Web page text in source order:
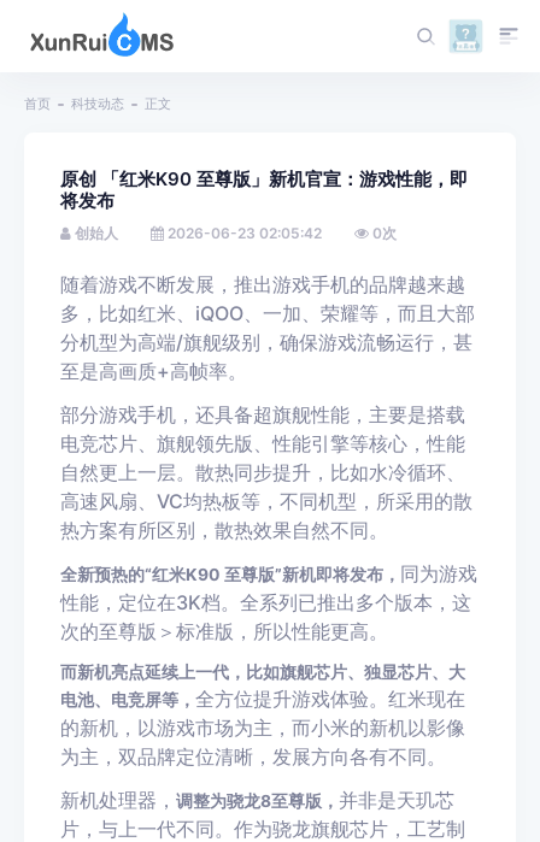
首页 科技动态 正文
原创 「红米K90 至尊版」新机官宣：游戏性能，即
将发布
创始人 2026-06-23 02:05:42 0次
随着游戏不断发展，推出游戏手机的品牌越来越
多，比如红米、iQOO、一加、荣耀等，而且大部
分机型为高端/旗舰级别，确保游戏流畅运行，甚
至是高画质+高帧率。
部分游戏手机，还具备超旗舰性能，主要是搭载
电竞芯片、旗舰领先版、性能引擎等核心，性能
自然更上一层。散热同步提升，比如水冷循环、
高速风扇、VC均热板等，不同机型，所采用的散
热方案有所区别，散热效果自然不同。
全新预热的“红米K90 至尊版”新机即将发布， 同为游戏
性能，定位在3K档。全系列已推出多个版本，这
次的至尊版＞标准版，所以性能更高。
而新机亮点延续上一代，比如旗舰芯片、独显芯片、大
电池、电竞屏等， 全方位提升游戏体验。红米现在
的新机，以游戏市场为主，而小米的新机以影像
为主，双品牌定位清晰，发展方向各有不同。
新机处理器， 调整为骁龙8至尊版， 并非是天玑芯
片，与上一代不同。作为骁龙旗舰芯片，工艺制